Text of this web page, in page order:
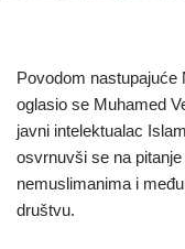
Povodom nastupajuće
oglasio se Muhamed
javni intelektualac
osvrnuvši se na
nemuslimanima i
društvu.